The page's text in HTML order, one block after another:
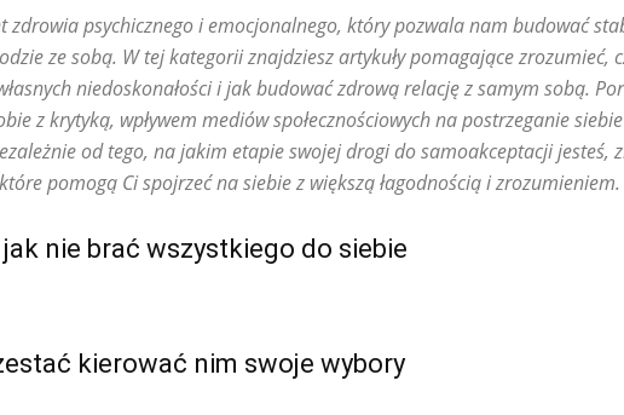
psychicznego i emocjonalnego, który pozwala nam budować
ze sobą. W tej kategorii znajdziesz artykuły pomagające zrozumieć,
niedoskonałości i jak budować zdrową relację z samym sobą.
z krytyką, wpływem mediów społecznościowych na postrzeganie
od tego, na jakim etapie swojej drogi do samoakceptacji jesteś,
pomogą Ci spojrzeć na siebie z większą łagodnością i zrozumieniem.
nie brać wszystkiego do siebie
kierować nim swoje wybory